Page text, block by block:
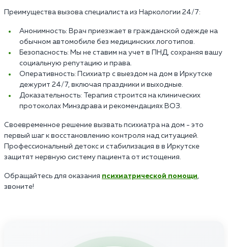
Преимущества вызова специалиста из Наркологии 24/7:
Анонимность: Врач приезжает в гражданской одежде на
обычном автомобиле без медицинских логотипов.
Безопасность: Мы не ставим на учет в ПНД, сохраняя вашу
социальную репутацию и права.
Оперативность: Психиатр с выездом на дом в Иркутске
дежурит 24/7, включая праздники и выходные.
Доказательность: Терапия строится на клинических
протоколах Минздрава и рекомендациях ВОЗ.
Своевременное решение вызвать психиатра на дом - это
первый шаг к восстановлению контроля над ситуацией.
Профессиональный детокс и стабилизация в в Иркутске
защитят нервную систему пациента от истощения.
Обращайтесь для оказания психиатрической помощи,
звоните!